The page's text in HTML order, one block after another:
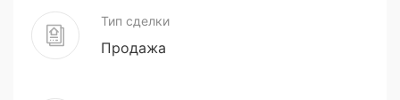
Тип сделки
Продажа